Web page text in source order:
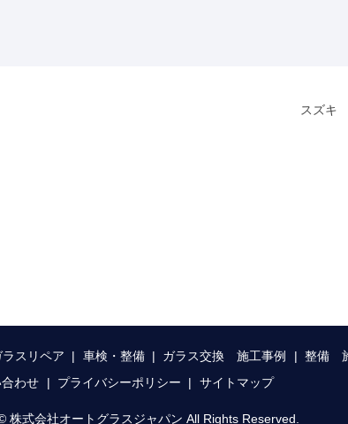
スズキ
ラスリペア 車検・整備 ガラス交換 施工事例 整備
わせ
プライバシーポリシー サイトマップ
株式会社オートグラスジャパン All Rights Reserved.